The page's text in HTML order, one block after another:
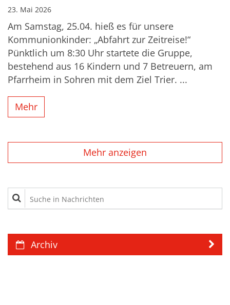
23. Mai 2026
Am Samstag, 25.04. hieß es für unsere
Kommunionkinder: „Abfahrt zur Zeitreise!“
Pünktlich um 8:30 Uhr startete die Gruppe,
bestehend aus 16 Kindern und 7 Betreuern, am
Pfarrheim in Sohren mit dem Ziel Trier. ...
Mehr
Mehr anzeigen
Suche in Nachrichten
Archiv